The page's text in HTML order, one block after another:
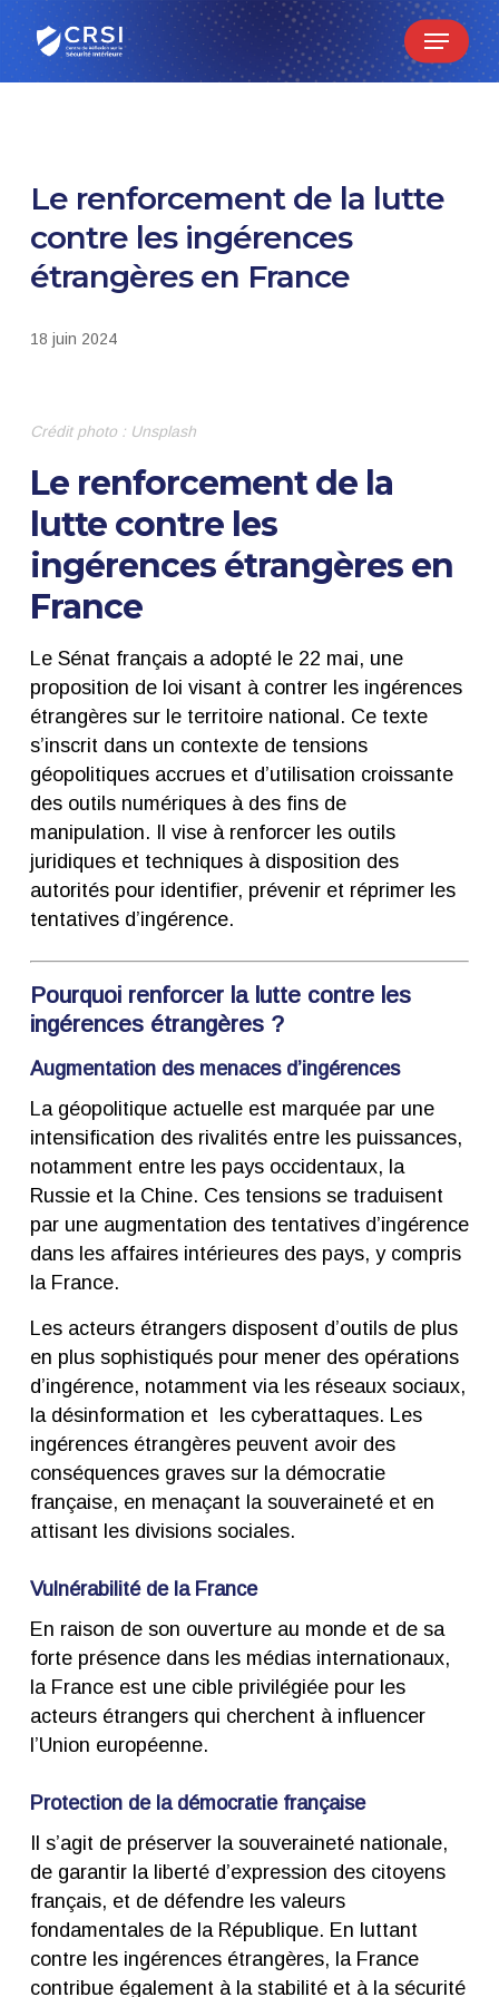
Skip
to
main
Menu
Le renforcement de la lutte
contre les ingérences
étrangères en France
18 juin 2024
Crédit photo : Unsplash
Le renforcement de la
lutte contre les
ingérences étrangères en
France
Le Sénat français a adopté le 22 mai, une
proposition de loi visant à contrer les ingérences
étrangères sur le territoire national. Ce texte
s’inscrit dans un contexte de tensions
géopolitiques accrues et d’utilisation croissante
des outils numériques à des fins de
manipulation. Il vise à renforcer les outils
juridiques et techniques à disposition des
autorités pour identifier, prévenir et réprimer les
tentatives d’ingérence.
Pourquoi renforcer la lutte contre les
ingérences étrangères ?
Augmentation des menaces d’ingérences
La géopolitique actuelle est marquée par une
intensification des rivalités entre les puissances,
notamment entre les pays occidentaux, la
Russie et la Chine. Ces tensions se traduisent
par une augmentation des tentatives d’ingérence
dans les affaires intérieures des pays, y compris
la France.
Les acteurs étrangers disposent d’outils de plus
en plus sophistiqués pour mener des opérations
d’ingérence, notamment via les réseaux sociaux,
la désinformation et les cyberattaques. Les
ingérences étrangères peuvent avoir des
conséquences graves sur la démocratie
française, en menaçant la souveraineté et en
attisant les divisions sociales.
Vulnérabilité de la France
En raison de son ouverture au monde et de sa
forte présence dans les médias internationaux,
la France est une cible privilégiée pour les
acteurs étrangers qui cherchent à influencer
l’Union européenne.
Protection de la démocratie française
Il s’agit de préserver la souveraineté nationale,
de garantir la liberté d’expression des citoyens
français, et de défendre les valeurs
fondamentales de la République. En luttant
contre les ingérences étrangères, la France
contribue également à la stabilité et à la sécurité